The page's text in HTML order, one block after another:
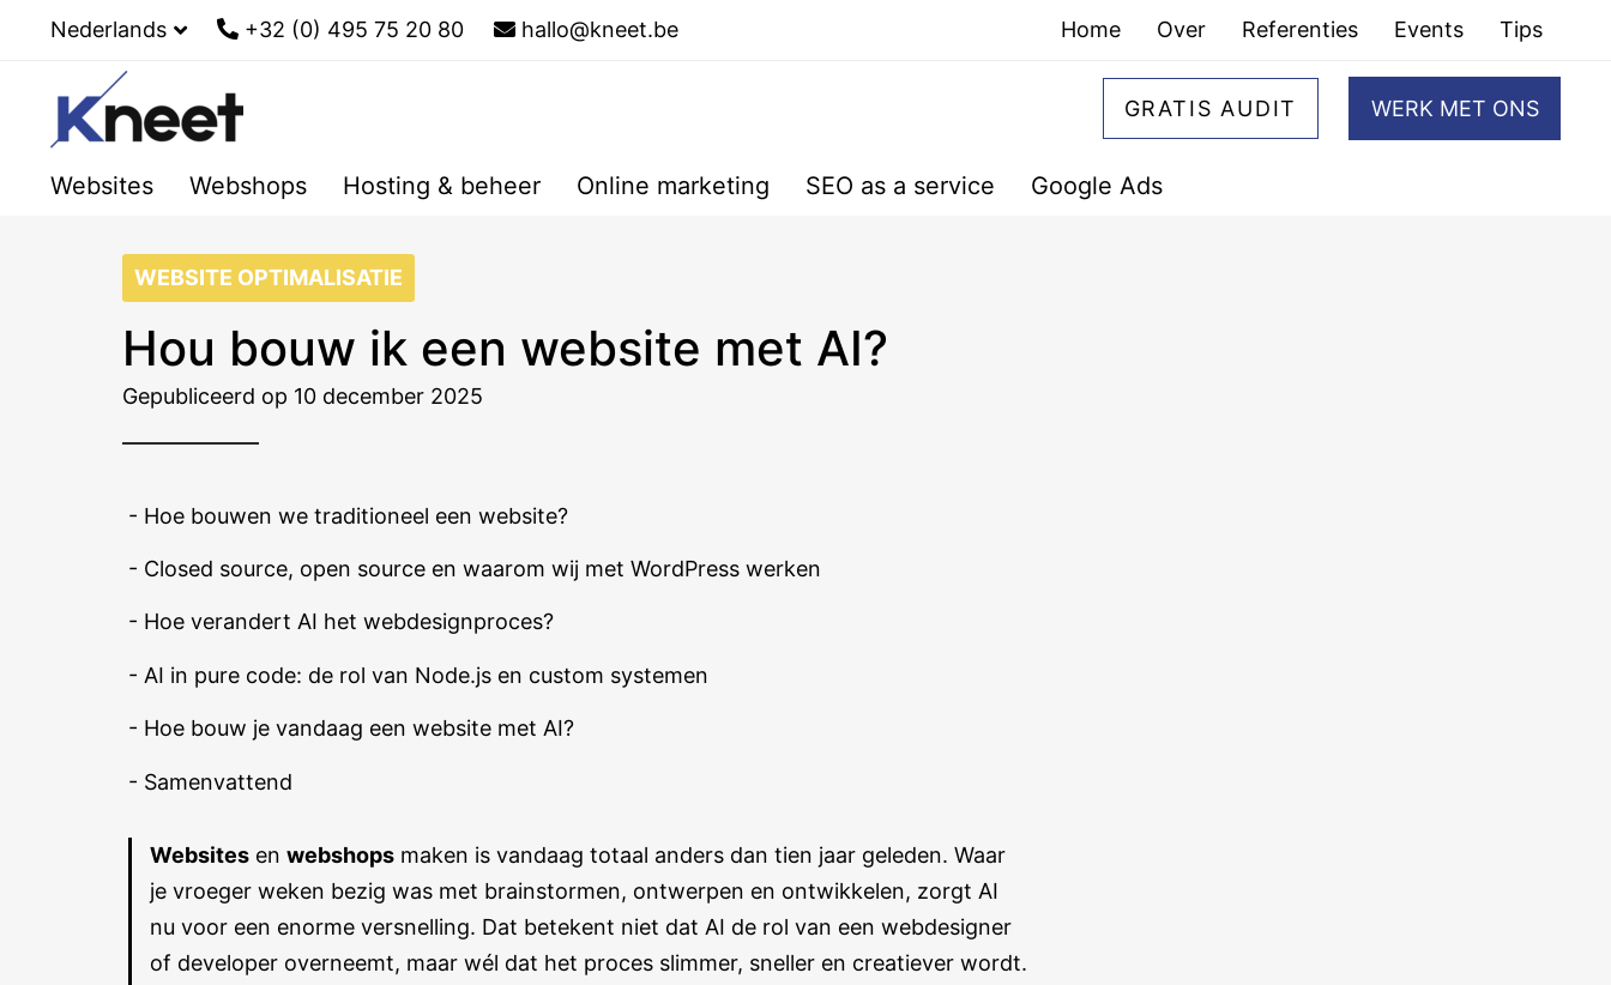
Nederlands +32 (0) 495 75 20 80 hallo@kneet.be Home Over Referenties Events Tips
GRATIS AUDIT WERK MET ONS
Websites Webshops Hosting & beheer Online marketing SEO as a service Google Ads
WEBSITE OPTIMALISATIE
Hou bouw ik een website met AI?
Gepubliceerd op 10 december 2025
- Hoe bouwen we traditioneel een website?
- Closed source, open source en waarom wij met WordPress werken
- Hoe verandert AI het webdesignproces?
- AI in pure code: de rol van Node.js en custom systemen
- Hoe bouw je vandaag een website met AI?
- Samenvattend
Websites en webshops maken is vandaag totaal anders dan tien jaar geleden. Waar
je vroeger weken bezig was met brainstormen, ontwerpen en ontwikkelen, zorgt AI
nu voor een enorme versnelling. Dat betekent niet dat AI de rol van een webdesigner
of developer overneemt, maar wél dat het proces slimmer, sneller en creatiever wordt.